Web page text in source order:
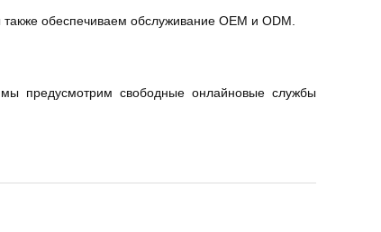
обеспечиваем обслуживание OEM и ODM.
предусмотрим свободные онлайновые службы